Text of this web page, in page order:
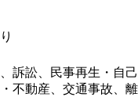
訴訟、民事再生・自
不動産、交通事故、